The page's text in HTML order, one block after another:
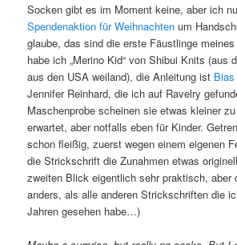
Socken gibt es im Moment keine, aber ich
Spendenaktion für Weihnachtenum
glaube, das sind die erste Fäustlinge
habe ich „Merino Kid“ von Shibui Knits (aus
aus den USA weiland), die Anleitung ist
Jennifer Reinhard, die ich auf Ravelry
Maschenprobe scheinen sie etwas kleiner
erwartet, aber notfalls eben für Kinder.
schon fleißig, zuerst wegen einem eigenen
die Strickschrift die Zunahmen etwas
zweiten Blick eigentlich sehr praktisch, aber
anders, als alle anderen Strickschriften die
Jahren gesehen habe…)